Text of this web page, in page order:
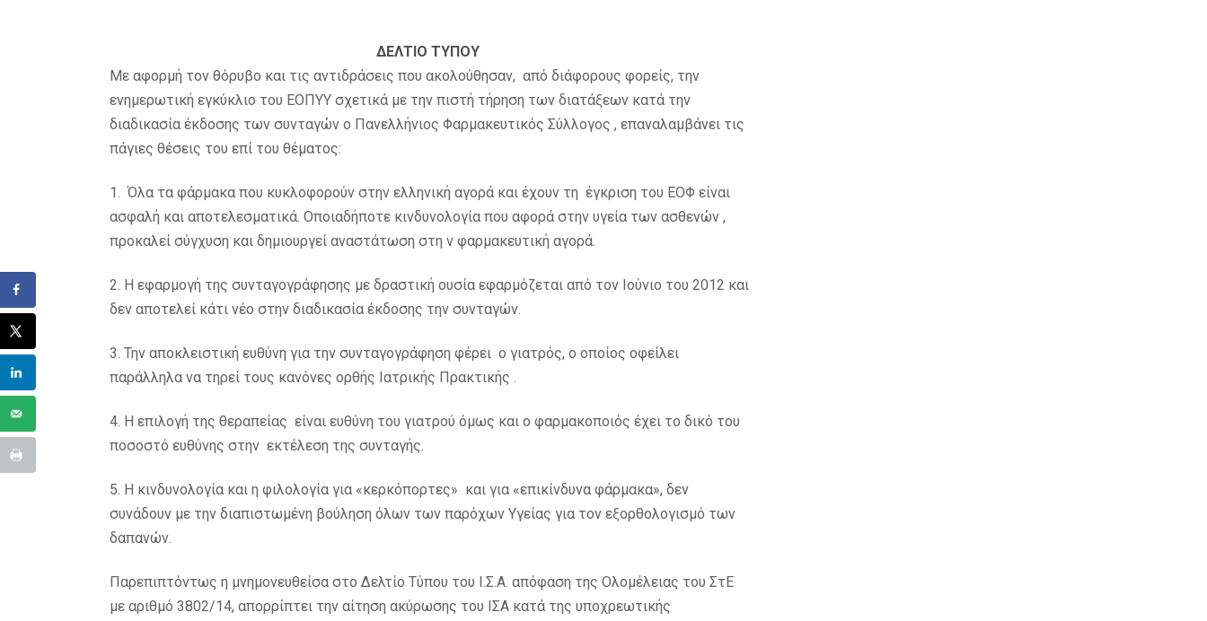
ΔΕΛΤΙΟ ΤΥΠΟΥ
Mε αφορμή τον θόρυβο και τις αντιδράσεις που ακολούθησαν, από διάφορους φορείς, την
ενημερωτική εγκύκλιο του ΕΟΠΥΥ σχετικά με την πιστή τήρηση των διατάξεων κατά την
διαδικασία έκδοσης των συνταγών o Πανελλήνιος Φαρμακευτικός Σύλλογος , επαναλαμβάνει τις
πάγιες θέσεις του επί του θέματος:
1. Όλα τα φάρμακα που κυκλοφορούν στην ελληνική αγορά και έχουν τη έγκριση του ΕΟΦ είναι
ασφαλή και αποτελεσματικά. Οποιαδήποτε κινδυνολογία που αφορά στην υγεία των ασθενών ,
προκαλεί σύγχυση και δημιουργεί αναστάτωση στη ν φαρμακευτική αγορά.
2. Η εφαρμογή της συνταγογράφησης με δραστική ουσία εφαρμόζεται από τον Ιούνιο του 2012 και
δεν αποτελεί κάτι νέο στην διαδικασία έκδοσης την συνταγών.
3. Την αποκλειστική ευθύνη για την συνταγογράφηση φέρει ο γιατρός, ο οποίος οφείλει
παράλληλα να τηρεί τους κανόνες ορθής Ιατρικής Πρακτικής .
4. Η επιλογή της θεραπείας είναι ευθύνη του γιατρού όμως και ο φαρμακοποιός έχει το δικό του
ποσοστό ευθύνης στην εκτέλεση της συνταγής.
5. Η κινδυνολογία και η φιλολογία για «κερκόπορτες» και για «επικίνδυνα φάρμακα», δεν
συνάδουν με την διαπιστωμένη βούληση όλων των παρόχων Υγείας για τον εξορθολογισμό των
δαπανών.
Παρεπιπτόντως η μνημονευθείσα στο Δελτίο Τύπου του Ι.Σ.Α. απόφαση της Ολομέλειας του ΣτΕ
με αριθμό 3802/14, απορρίπτει την αίτηση ακύρωσης του ΙΣΑ κατά της υποχρεωτικής